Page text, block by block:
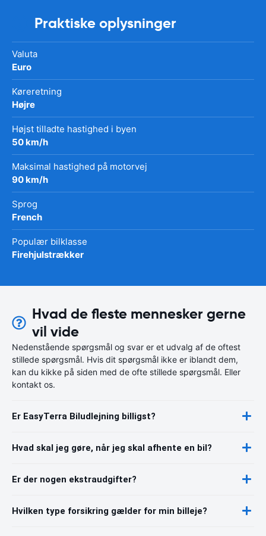
Praktiske oplysninger
Valuta
Euro
Køreretning
Højre
Højst tilladte hastighed i byen
50 km/h
Maksimal hastighed på motorvej
90 km/h
Sprog
French
Populær bilklasse
Firehjulstrækker
Hvad de fleste mennesker gerne
vil vide
Nedenstående spørgsmål og svar er et udvalg af de oftest
stillede spørgsmål. Hvis dit spørgsmål ikke er iblandt dem,
kan du kikke på siden med de ofte stillede spørgsmål. Eller
kontakt os.
Er EasyTerra Biludlejning billigst?
Hvad skal jeg gøre, når jeg skal afhente en bil?
Er der nogen ekstraudgifter?
Hvilken type forsikring gælder for min billeje?